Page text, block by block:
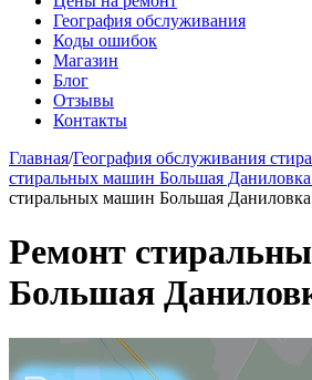
География обслуживания
Коды ошибок
Магазин
Блог
Отзывы
Контакты
Главная/География обслуживания
стиральных машин Большая
стиральных машин Большая Даниловка
Ремонт
Большая